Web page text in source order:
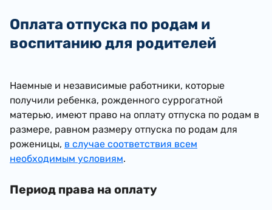
Оплата отпуска по родам и
воспитанию для родителей
​Наемные и независимые работники, которые
получили ребенка, рожденного суррогатной
матерью, имеют право на оплату отпуска по родам в
размере, равном размеру отпуска по родам для
роженицы, в случае соответствия всем
необходимым условиям.
Период права на оплату